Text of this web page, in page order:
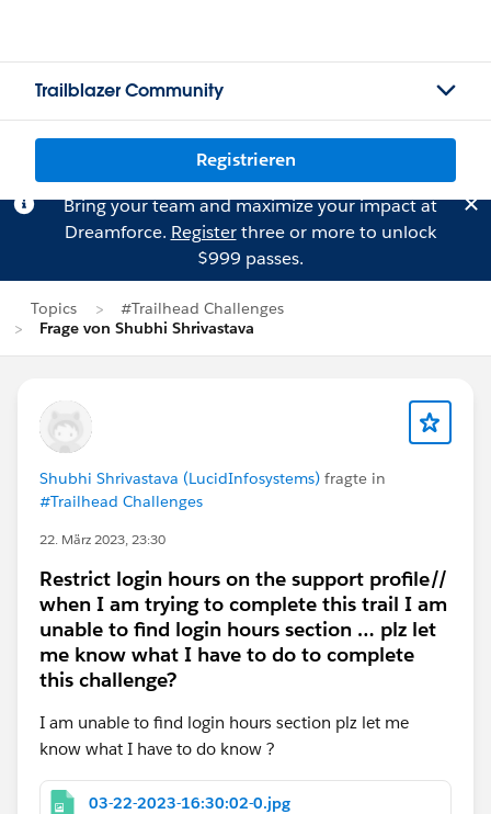
Trailblazer Community
Registrieren
Bring your team and maximize your impact at
Dreamforce. Registerthree or more to unlock
$999 passes.
Topics
#Trailhead Challenges
Frage von Shubhi Shrivastava
Shubhi Shrivastava (LucidInfosystems) fragte in
#Trailhead Challenges
22. März 2023, 23:30
Restrict login hours on the support profile//
when I am trying to complete this trail I am
unable to find login hours section … plz let
me know what I have to do to complete
this challenge?
I am unable to find login hours section plz let me
know what I have to do know ?
03-22-2023-16:30:02-0.jpg